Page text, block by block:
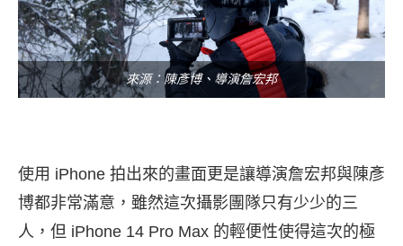
來源：陳彥博、導演詹宏邦
使用 iPhone 拍出來的畫面更是讓導演詹宏邦與陳彥
博都非常滿意，雖然這次攝影團隊只有少少的三
人，但 iPhone 14 Pro Max 的輕便性使得這次的極